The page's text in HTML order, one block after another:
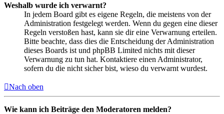
Weshalb wurde ich verwarnt?
In jedem Board gibt es eigene Regeln, die meistens von der
Administration festgelegt werden. Wenn du gegen eine dieser
Regeln verstoßen hast, kann sie dir eine Verwarnung erteilen.
Bitte beachte, dass dies die Entscheidung der Administration
dieses Boards ist und phpBB Limited nichts mit dieser
Verwarnung zu tun hat. Kontaktiere einen Administrator,
sofern du die nicht sicher bist, wieso du verwarnt wurdest.
Nach oben
Wie kann ich Beiträge den Moderatoren melden?